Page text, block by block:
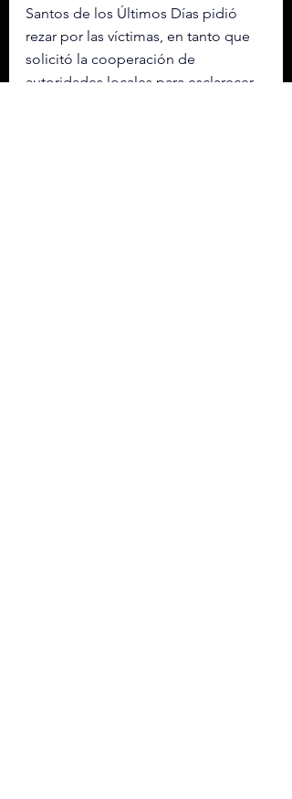
Santos de los Últimos Días pidió
rezar por las víctimas, en tanto que
solicitó la cooperación de
autoridades locales para esclarecer